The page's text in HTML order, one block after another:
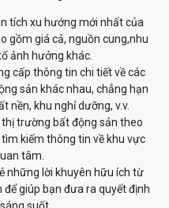
tích xu hướng mới nhất của
gồm giá cả, nguồn cung,nhu
ảnh hưởng khác.
cấp thông tin chi tiết về các
sản khác nhau, chẳng hạn
nền, khu nghỉ dưỡng, v.v.
trường bất động sản theo
kiếm thông tin về khu vực
tâm.
những lời khuyên hữu ích từ
giúp bạn đưa ra quyết định